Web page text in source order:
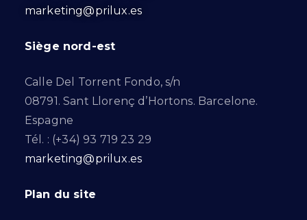
marketing@prilux.es
Siège nord-est
Calle Del Torrent Fondo, s/n
08791. Sant Llorenç d’Hortons. Barcelone.
Espagne
Tél. : (+34) 93 719 23 29
marketing@prilux.es
Plan du site